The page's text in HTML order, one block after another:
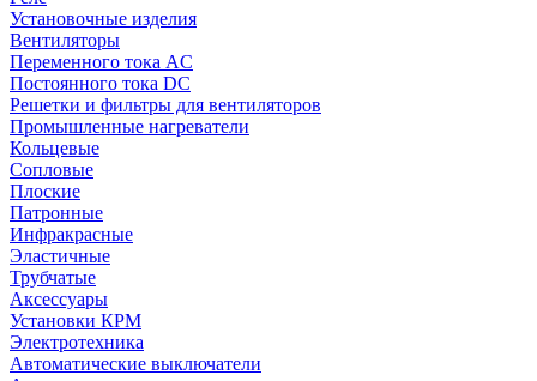
Установочные изделия
Вентиляторы
Переменного тока AC
Постоянного тока DC
Решетки и фильтры для вентиляторов
Промышленные нагреватели
Кольцевые
Сопловые
Плоские
Патронные
Инфракрасные
Эластичные
Трубчатые
Аксессуары
Установки КРМ
Электротехника
Автоматические выключатели